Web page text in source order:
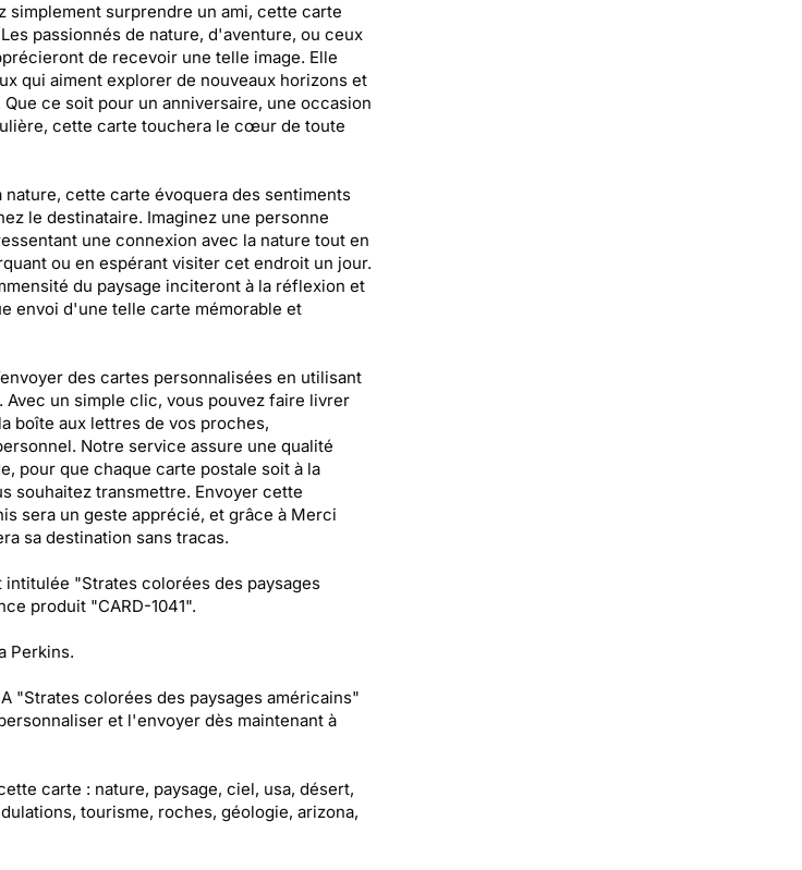
simplement surprendre un ami, cette carte
passionnés de nature, d'aventure, ou ceux
de recevoir une telle image. Elle
qui aiment explorer de nouveaux horizons et
ce soit pour un anniversaire, une occasion
cette carte touchera le cœur de toute
nature, cette carte évoquera des sentiments
le destinataire. Imaginez une personne
une connexion avec la nature tout en
ou en espérant visiter cet endroit un jour.
du paysage inciteront à la réflexion et
envoi d'une telle carte mémorable et
des cartes personnalisées en utilisant
un simple clic, vous pouvez faire livrer
boîte aux lettres de vos proches,
Notre service assure une qualité
pour que chaque carte postale soit à la
souhaitez transmettre. Envoyer cette
sera un geste apprécié, et grâce à Merci
sa destination sans tracas.
"Strates colorées des paysages
produit "CARD-1041".
Perkins.
"Strates colorées des paysages américains"
et l'envoyer dès maintenant à
carte : nature, paysage, ciel, usa, désert,
tourisme, roches, géologie, arizona,